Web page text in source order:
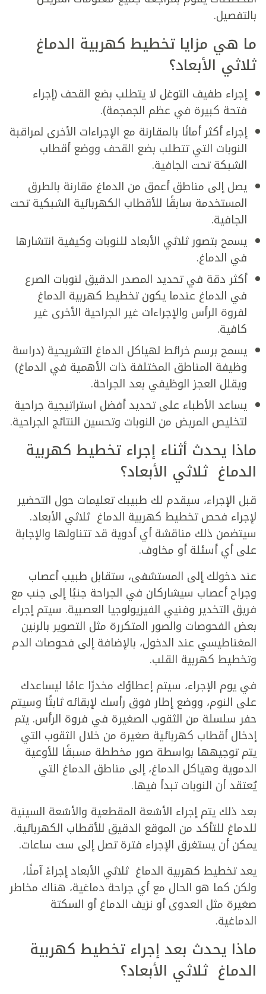
بالتفصيل.
ما هي مزايا تخطيط كهربية الدماغ
ثلاثي الأبعاد؟
إجراء طفيف التوغل لا يتطلب بضع القحف (إجراء
فتحة كبيرة في عظم الجمجمة).
إجراء أكثر أمانًا بالمقارنة مع الإجراءات الأخرى لمراقبة
النوبات التي تتطلب بضع القحف ووضع أقطاب
الشبكة تحت الجافية.
يصل إلى مناطق أعمق من الدماغ مقارنة بالطرق
المستخدمة سابقًا للأقطاب الكهربائية الشبكية تحت
الجافية.
يسمح بتصور ثلاثي الأبعاد للنوبات وكيفية انتشارها
في الدماغ.
أكثر دقة في تحديد المصدر الدقيق لنوبات الصرع
في الدماغ عندما يكون تخطيط كهربية الدماغ
لفروة الرأس والإجراءات غير الجراحية الأخرى غير
كافية.
يسمح برسم خرائط لهياكل الدماغ التشريحية (دراسة
وظيفة المناطق المختلفة ذات الأهمية في الدماغ)
ويقلل العجز الوظيفي بعد الجراحة.
يساعد الأطباء على تحديد أفضل استراتيجية جراحية
لتخليص المريض من النوبات وتحسين النتائج الجراحية.
ماذا يحدث أثناء إجراء تخطيط كهربية
الدماغ ثلاثي الأبعاد؟
قبل الإجراء، سيقدم لك طبيبك تعليمات حول التحضير
لإجراء فحصتخطيط كهربية الدماغ ثلاثي الأبعاد.
سيتضمن ذلك مناقشة أي أدوية قد تتناولها والإجابة
على أي أسئلة أو مخاوف.
عند دخولك إلى المستشفى، ستقابل طبيب أعصاب
وجراح أعصاب سيشاركان في الجراحة جنبًا إلى جنب مع
فريق التخدير وفنيي الفيزيولوجيا العصبية. سيتم إجراء
بعض الفحوصات والصور المتكررة مثل التصوير بالرنين
المغناطيسي عند الدخول، بالإضافة إلى فحوصات الدم
وتخطيط كهربية القلب.
في يوم الإجراء، سيتم إعطاؤك مخدرًا عامًا ليساعدك
على النوم، ووضع إطار فوق رأسك لإبقائه ثابتًا وسيتم
حفر سلسلة من الثقوب الصغيرة في فروة الرأس. يتم
إدخال أقطاب كهربائية صغيرة من خلال الثقوب التي
يتم توجيهها بواسطة صور مخططة مسبقًا للأوعية
الدموية وهياكل الدماغ، إلى مناطق الدماغ التي
يُعتقد أن النوبات تبدأ فيها.
بعد ذلك يتم إجراء الأشعة المقطعية والأشعة السينية
للدماغ للتأكد من الموقع الدقيق للأقطاب الكهربائية.
يمكن أن يستغرق الإجراء فترة تصل إلى ست ساعات.
يعدتخطيط كهربية الدماغ ثلاثي الأبعادإجراءً آمنًا،
ولكن كما هو الحال مع أي جراحة دماغية، هناك مخاطر
صغيرة مثل العدوى أو نزيف الدماغ أو السكتة
الدماغية.
ماذا يحدث بعد إجراء تخطيط كهربية
الدماغ ثلاثي الأبعاد؟